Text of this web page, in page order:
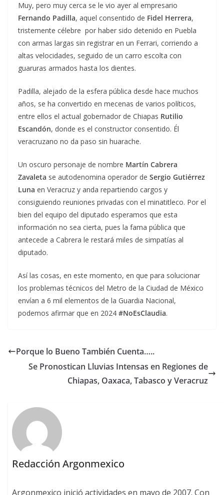
Muy, pero muy cerca se le vio ayer al empresario
Fernando Padilla, aquel consentido de Fidel Herrera,
tristemente célebre por haber sido detenido en Puebla
con armas largas sin registrar en un Ferrari, corriendo a
altas velocidades, seguido de un carro escolta con
guaruras armados hasta los dientes.
Padilla, alejado de la esfera pública desde hace muchos
años, se ha convertido en mecenas de varios políticos,
entre ellos el actual gobernador de Chiapas Rutilio
Escandón, donde es el constructor consentido. Él
veracruzano no da paso sin huarache.
Un oscuro personaje de nombre Martín Cabrera
Zavaleta se autodenomina operador de Sergio Gutiérrez
Luna en Veracruz y anda repartiendo cargos y
consiguiendo reuniones privadas con el minatitleco. Por el
bien del equipo del diputado esperamos que esta
información no sea cierta, pues la fama pública que
antecede a Cabrera le restará miles de simpatías al
diputado.
Así las cosas, en este momento, en que para solucionar
los problemas técnicos del Metro de la Ciudad de México
envían a 6 mil elementos de la Guardia Nacional,
podemos afirmar que en 2024 #NoEsClaudia.
Porque lo Bueno También Cuenta…..
Se Pronostican Lluvias Intensas en Regiones de
Chiapas, Oaxaca, Tabasco y Veracruz
Redacción Argonmexico
Argonmexico inició actividades en mayo de 2007. Con